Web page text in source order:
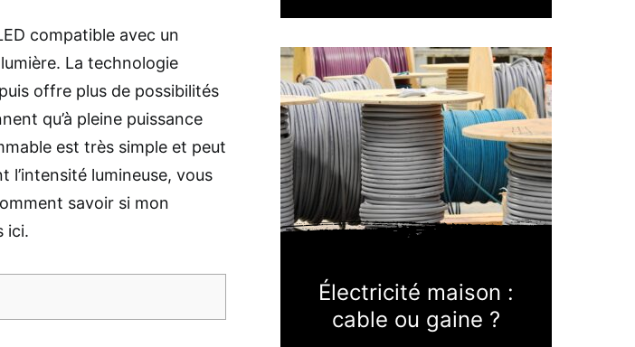
compatible avec un
La technologie
offre plus de possibilités
qu’à pleine puissance
est très simple et peut
l’intensité lumineuse, vous
savoir si mon
ici.
Électricité maison :
cable ou gaine ?